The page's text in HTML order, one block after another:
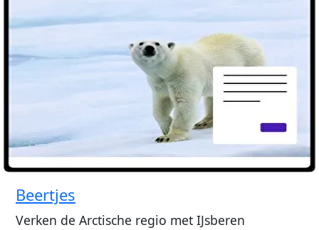
Beertjes
Verken de Arctische regio met IJsberen